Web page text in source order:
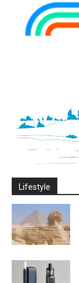
Lifestyle